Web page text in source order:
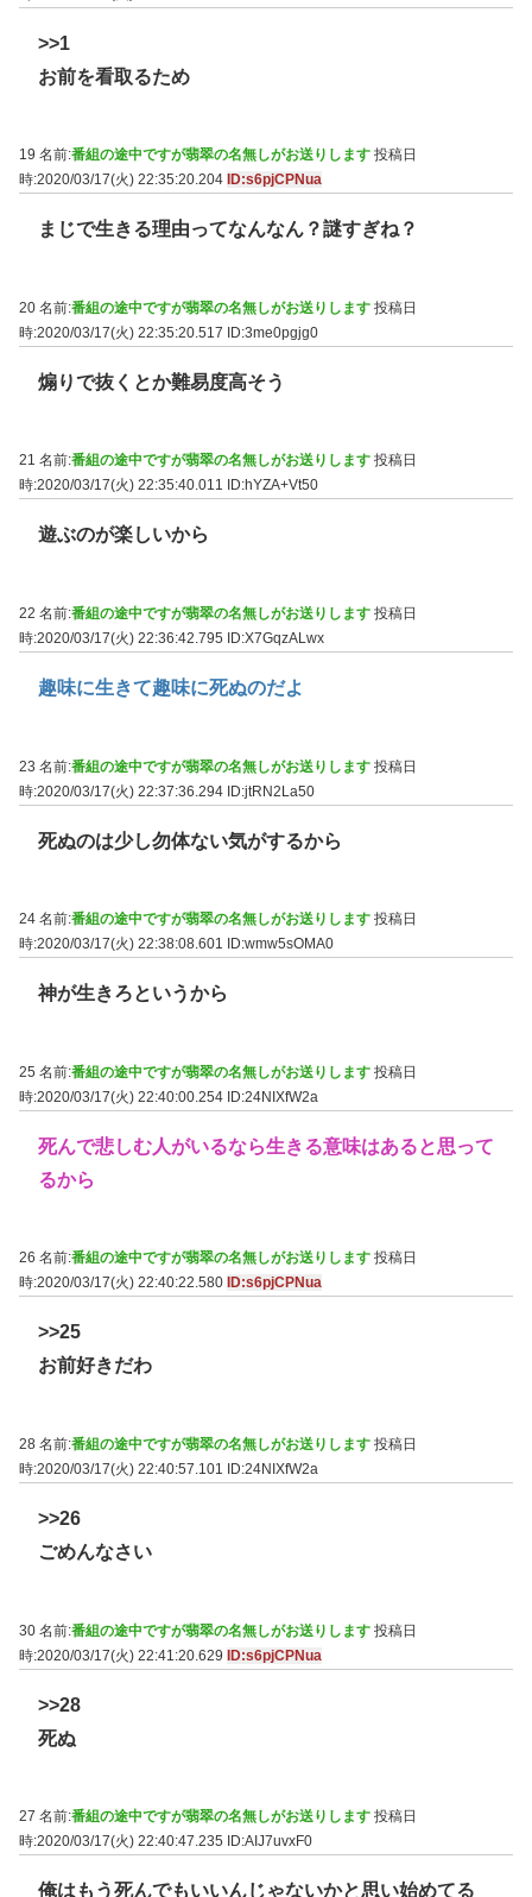
>>1
お前を看取るため
19 名前:番組の途中ですが翡翠の名無しがお送りします 投稿日
時:2020/03/17(火) 22:35:20.204 ID:s6pjCPNua
まじで生きる理由ってなんなん？謎すぎね？
20 名前:番組の途中ですが翡翠の名無しがお送りします 投稿日
時:2020/03/17(火) 22:35:20.517 ID:3me0pgjg0
煽りで抜くとか難易度高そう
21 名前:番組の途中ですが翡翠の名無しがお送りします 投稿日
時:2020/03/17(火) 22:35:40.011
ID:hYZA+Vt50
遊ぶのが楽しいから
22 名前:番組の途中ですが翡翠の名無しがお送りします 投稿日
時:2020/03/17(火) 22:36:42.795
ID:X7GqzALwx
趣味に生きて趣味に死ぬのだよ
23 名前:番組の途中ですが翡翠の名無しがお送りします 投稿日
時:2020/03/17(火) 22:37:36.294 ID:jtRN2La50
死ぬのは少し勿体ない気がするから
24 名前:番組の途中ですが翡翠の名無しがお送りします 投稿日
時:2020/03/17(火) 22:38:08.601
ID:wmw5sOMA0
神が生きろというから
25 名前:番組の途中ですが翡翠の名無しがお送りします 投稿日
時:2020/03/17(火) 22:40:00.254 ID:24NIXfW2a
死んで悲しむ人がいるなら生きる意味はあると思って
るから
26 名前:番組の途中ですが翡翠の名無しがお送りします 投稿日
時:2020/03/17(火) 22:40:22.580 ID:s6pjCPNua
>>25
お前好きだわ
28 名前:番組の途中ですが翡翠の名無しがお送りします 投稿日
時:2020/03/17(火) 22:40:57.101
ID:24NIXfW2a
>>26
ごめんなさい
30 名前:番組の途中ですが翡翠の名無しがお送りします 投稿日
時:2020/03/17(火) 22:41:20.629 ID:s6pjCPNua
>>28
死ぬ
27 名前:番組の途中ですが翡翠の名無しがお送りします 投稿日
時:2020/03/17(火) 22:40:47.235
ID:AIJ7uvxF0
俺はもう死んでもいいんじゃないかと思い始めてる